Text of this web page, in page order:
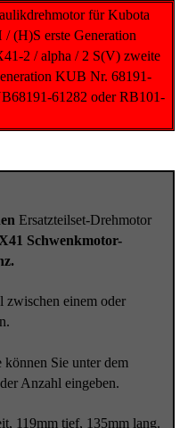
für Kubota
(H)S erste Generation
2 / alpha / 2 S(V) zweite
KUB Nr. 68191-
61282 oder RB101-
Ersatzteilset-Drehmotor
Schwenkmotor-
zwischen einem oder
können Sie unter dem
Anzahl eingeben.
119mm tief, 135mm lang.